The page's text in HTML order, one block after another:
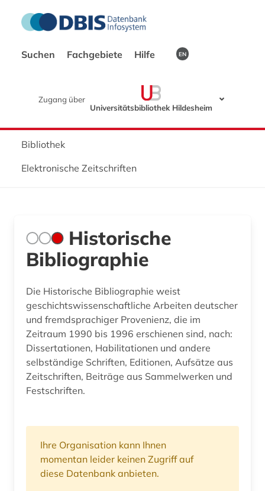
Suchen Fachgebiete Hilfe EN
Zugang über
Universitätsbibliothek Hildesheim
Bibliothek
Elektronische Zeitschriften
Historische
Bibliographie
Die Historische Bibliographie weist
geschichtswissenschaftliche Arbeiten deutscher
und fremdsprachiger Provenienz, die im
Zeitraum 1990 bis 1996 erschienen sind, nach:
Dissertationen, Habilitationen und andere
selbständige Schriften, Editionen, Aufsätze aus
Zeitschriften, Beiträge aus Sammelwerken und
Festschriften.
Ihre Organisation kann Ihnen
momentan leider keinen Zugriff auf
diese Datenbank anbieten.